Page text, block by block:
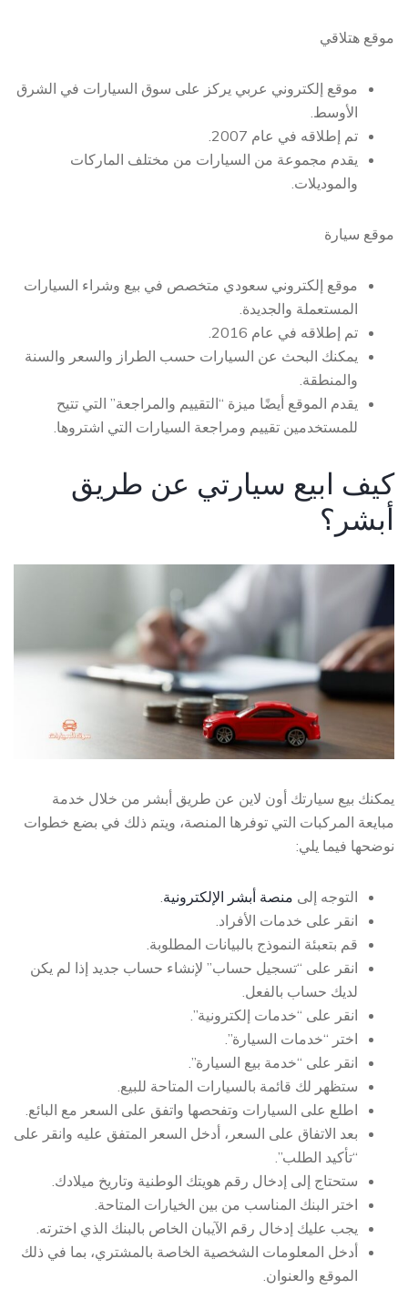
موقع هتلاقي
موقع إلكتروني عربي يركز على سوق السيارات في الشرق
الأوسط.
تم إطلاقه في عام 2007.
يقدم مجموعة من السيارات من مختلف الماركات
والموديلات.
موقع سيارة
موقع إلكتروني سعودي متخصص في بيع وشراء السيارات
المستعملة والجديدة.
تم إطلاقه في عام 2016.
يمكنك البحث عن السيارات حسب الطراز والسعر والسنة
والمنطقة.
يقدم الموقع أيضًا ميزة “التقييم والمراجعة” التي تتيح
للمستخدمين تقييم ومراجعة السيارات التي اشتروها.
كيف ابيع سيارتي عن طريق
أبشر؟
يمكنك بيع سيارتك أون لاين عن طريق أبشر من خلال خدمة
مبايعة المركبات التي توفرها المنصة، ويتم ذلك في بضع خطوات
نوضحها فيما يلي:
التوجه إلى منصة أبشر الإلكترونية.
انقر على خدمات الأفراد.
قم بتعبئة النموذج بالبيانات المطلوبة.
انقر على “تسجيل حساب” لإنشاء حساب جديد إذا لم يكن
لديك حساب بالفعل.
انقر على “خدمات إلكترونية”.
اختر “خدمات السيارة”.
انقر على “خدمة بيع السيارة”.
ستظهر لك قائمة بالسيارات المتاحة للبيع.
اطلع على السيارات وتفحصها واتفق على السعر مع البائع.
بعد الاتفاق على السعر، أدخل السعر المتفق عليه وانقر على
“تأكيد الطلب”.
ستحتاج إلى إدخال رقم هويتك الوطنية وتاريخ ميلادك.
اختر البنك المناسب من بين الخيارات المتاحة.
يجب عليك إدخال رقم الآيبان الخاص بالبنك الذي اخترته.
أدخل المعلومات الشخصية الخاصة بالمشتري، بما في ذلك
الموقع والعنوان.